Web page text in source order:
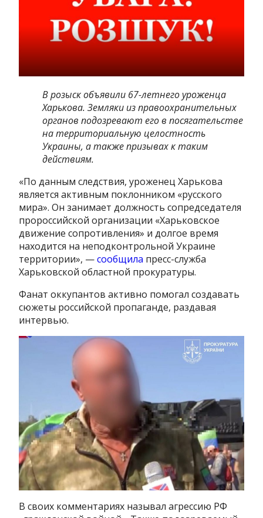
В розыск объявили 67-летнего уроженца
Харькова. Земляки из правоохранительных
органов подозревают его в посягательстве
на территориальную целостность
Украины, а также призывах к таким
действиям.
«По данным следствия, уроженец Харькова
является активным поклонником «русского
мира». Он занимает должность сопредседателя
пророссийской организации «Харьковское
движение сопротивления» и долгое время
находится на неподконтрольной Украине
территории», —сообщила пресс-служба
Харьковской областной прокуратуры.
Фанат оккупантов активно помогал создавать
сюжеты российской пропаганде, раздавая
интервью.
В своих комментариях называл агрессию РФ